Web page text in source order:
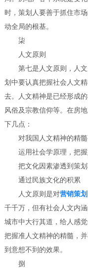
时，策划人要善于抓住市
动全局的根基。
柒
人文原则
第七是人文原则，人
划中要认真把握社会人文
去。人文精神是已经形成
风俗及宗教信仰等。在房
下几点：
对我国人文精神的精
运用社会学原理，把
把文化因素渗透到策
通过民族文化的积累
人文原则是对营销策划
千千万，但有社会人文内
城市中大行其道，给人感
把握准人文精神的精髓，
到意想不到的效果。
捌